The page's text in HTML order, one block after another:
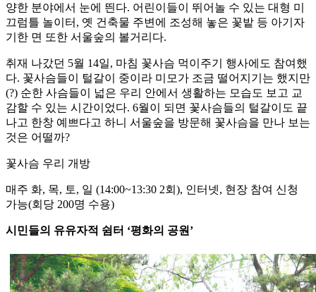
양한 분야에서 눈에 띈다. 어린이들이 뛰어놀 수 있는 대형 미
끄럼틀 놀이터, 옛 건축물 주변에 조성해 놓은 꽃밭 등 아기자
기한 면 또한 서울숲의 볼거리다.
취재 나갔던 5월 14일, 마침 꽃사슴 먹이주기 행사에도 참여했
다. 꽃사슴들이 털갈이 중이라 미모가 조금 떨어지기는 했지만
(?) 순한 사슴들이 넓은 우리 안에서 생활하는 모습도 보고 교
감할 수 있는 시간이었다. 6월이 되면 꽃사슴들의 털갈이도 끝
나고 한창 예쁘다고 하니 서울숲을 방문해 꽃사슴을 만나 보는
것은 어떨까?
꽃사슴 우리 개방
매주 화, 목, 토, 일 (14:00~13:30 2회), 인터넷, 현장 참여 신청
가능(회당 200명 수용)
시민들의 유유자적 쉼터 ‘평화의 공원’